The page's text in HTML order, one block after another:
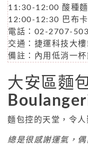
11:30-12:00 酸種
12:00-12:30 巴布
電話：02-2707-
交通：捷運科技大
備註：內用低消一
大安區麵
麵包控的天堂，令
總是很感謝運氣，